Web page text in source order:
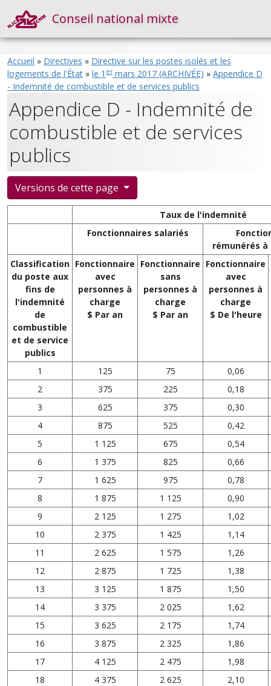
Conseil national mixte
Accueil » Directives » Directive sur les postes isolés et les
logements de l'État » le 1 ermars 2017 (ARCHIVÉE) » Appendice D
- Indemnité de combustible et de services publics
Appendice D - Indemnité de
combustible et de services
publics
Versions de cette page
Taux de l'indemnité
Fonctionnaires salariés
rémunérés
Classification
du poste aux
fins de
l'indemnité
de
combustible
et de service
publics
Fonctionnaire
avec
personnes à
charge
$ Par an
Fonctionnaire
sans
personnes à
charge
$ Par an
Fonctionnaire
avec
personnes à
charge
$ De l'heure
1 125 75
0,06
2
375 225
0,18
3
625 375
0,30
4
875 525
0,42
5
1 125 675
0,54
6
1 375 825
0,66
7
1 625 975
0,78
8
1 875 1 125
0,90
9
2 125 1 275
1,02
10
2 375 1 425
1,14
11
2 625 1 575
1,26
12
2 875 1 725
1,38
13
3 125 1 875
1,50
14
3 375 2 025
1,62
15
3 625 2 175
1,74
16
3 875 2 325
1,86
17
4 125 2 475
1,98
18
4 375 2 625
2,10